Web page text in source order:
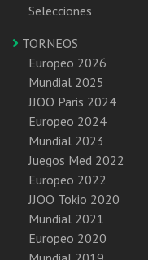
Selecciones
TORNEOS
Europeo 2026
Mundial 2025
JJOO Paris 2024
Europeo 2024
Mundial 2023
Juegos Med 2022
Europeo 2022
JJOO Tokio 2020
Mundial 2021
Europeo 2020